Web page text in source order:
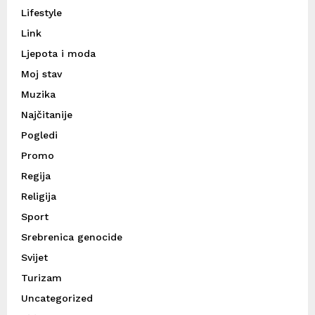
Lifestyle
Link
Ljepota i moda
Moj stav
Muzika
Najčitanije
Pogledi
Promo
Regija
Religija
Sport
Srebrenica genocide
Svijet
Turizam
Uncategorized